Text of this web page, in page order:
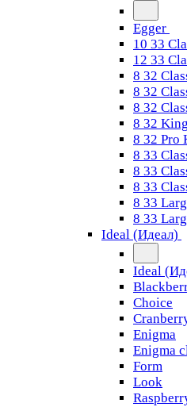
Egger
10 33
12 33
8 32
8 32
8 32
8 32
8 32 Pro
8 33
8 33
8 33
8 33
8 33
Ideal (Идеал)
Ideal
Choice
Enigma
Enigma
Form
Look